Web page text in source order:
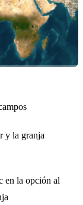
y la granja
en la opción al